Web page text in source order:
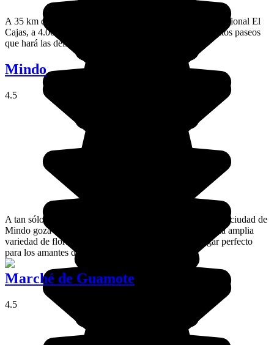
A 35 km de Cuenca en dirección Guayaquil, el parque nacional El
Cajas, a 4.000 metros de altitud, es una promesa de bonitos paseos
que hará las delicias de los amantes de la naturaleza.
Mindo
4.5
A tan sólo 1.300 metros sobre el nivel del mar, la pequeña ciudad de
Mindo goza de un microclima tropical que promueve una amplia
variedad de flora y fauna, sobre todo de pájaros. ¡Lugar perfecto
para los amantes de la naturaleza!
Marché de Guamote
4.5